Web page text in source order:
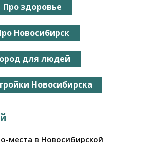
Про здоровье
Новосибирск
для людей
Новосибирска
места в Новосибирской